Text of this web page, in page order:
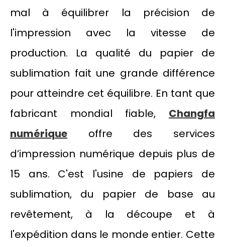
mal à équilibrer la précision de
l'impression avec la vitesse de
production. La qualité du papier de
sublimation fait une grande différence
pour atteindre cet équilibre. En tant que
fabricant mondial fiable, Changfa
numérique offre des services
d’impression numérique depuis plus de
15 ans. C'est l'usine de papiers de
sublimation, du papier de base au
revêtement, à la découpe et à
l'expédition dans le monde entier. Cette